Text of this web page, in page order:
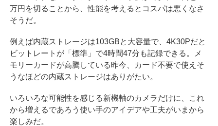
万円を切ることから、性能を考えるとコスパは悪くなさ
そうだ。
例えば内蔵ストレージは103GBと大容量で、4K30Pだと
ビットレートが「標準」で4時間47分も記録できる。メ
モリーカードが高騰している昨今、カード不要で使えそ
うなほどの内蔵ストレージはありがたい。
いろいろな可能性を感じる新機軸のカメラだけに、これ
から増えるであろう使い手のアイデアや工夫がいまから
楽しみだ。